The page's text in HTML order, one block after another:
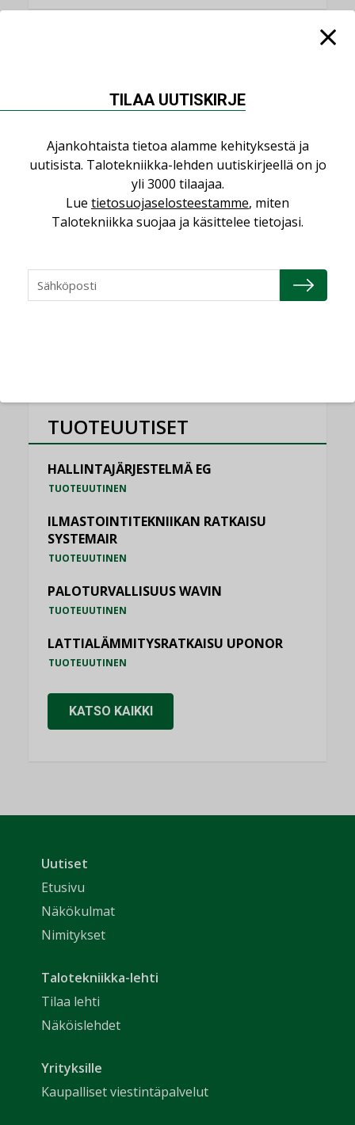
Refair
NIMITYKSET
Granlund Oy
NIMITYKSET
TUOTEUUTISET
HALLINTAJÄRJESTELMÄ EG
TUOTEUUTINEN
ILMASTOINTITEKNIIKAN RATKAISU
SYSTEMAIR
TUOTEUUTINEN
PALOTURVALLISUUS WAVIN
TUOTEUUTINEN
LATTIALÄMMITYSRATKAISU UPONOR
TUOTEUUTINEN
KATSO KAIKKI
Uutiset
Etusivu
Näkökulmat
Nimitykset
Talotekniikka-lehti
Tilaa lehti
Näköislehdet
Yrityksille
Kaupalliset viestintäpalvelut
TILAA UUTISKIRJE
Ajankohtaista tietoa alamme kehityksestä ja
uutisista. Talotekniikka-lehden uutiskirjeellä on jo
yli 3000 tilaajaa.
Lue tietosuojaselosteestamme, miten
Talotekniikka suojaa ja käsittelee tietojasi.